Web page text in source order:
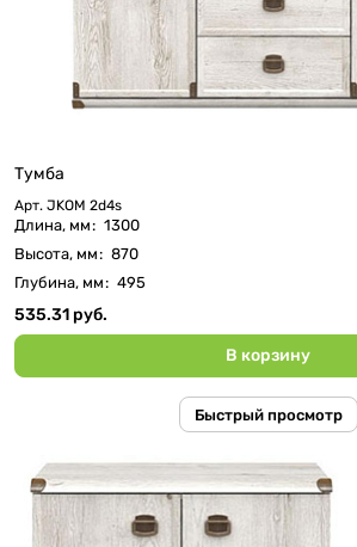
Тумба
Арт. JKOM 2d4s
Длина, мм: 1300
Высота, мм: 870
Глубина, мм: 495
535.31 руб.
В корзину
Быстрый просмотр